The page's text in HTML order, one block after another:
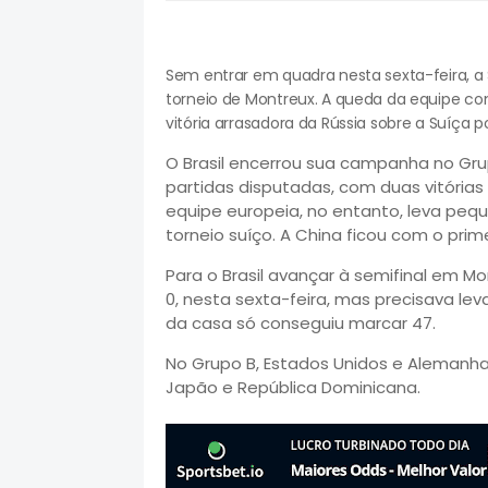
Sem entrar em quadra nesta sexta-feira,
torneio de Montreux. A queda da equipe
vitória arrasadora da Rússia sobre a Suíça
O Brasil encerrou sua campanha no
partidas disputadas, com duas
equipe europeia, no entanto, leva
torneio suíço. A China ficou com o
Para o Brasil avançar à semifinal em
0, nesta sexta-feira, mas precisava
da casa só conseguiu marcar 47.
No Grupo B, Estados Unidos e
Japão e República Dominicana.